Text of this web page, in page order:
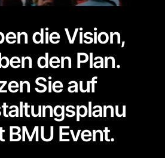
die Vision,
den Plan.
Sie auf
BMU Event.